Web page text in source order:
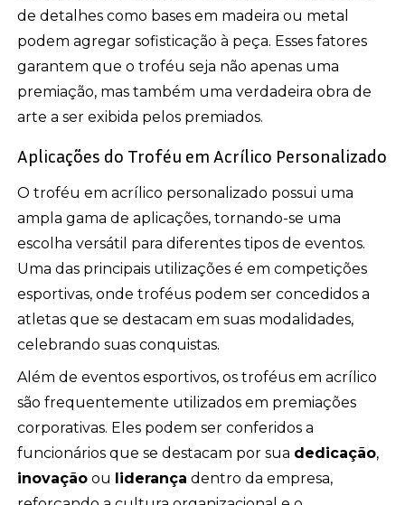
de detalhes como bases em madeira ou metal
podem agregar sofisticação à peça. Esses fatores
garantem que o troféu seja não apenas uma
premiação, mas também uma verdadeira obra de
arte a ser exibida pelos premiados.
Aplicações do Troféu em Acrílico Personalizado
O troféu em acrílico personalizado possui uma
ampla gama de aplicações, tornando-se uma
escolha versátil para diferentes tipos de eventos.
Uma das principais utilizações é em competições
esportivas, onde troféus podem ser concedidos a
atletas que se destacam em suas modalidades,
celebrando suas conquistas.
Além de eventos esportivos, os troféus em acrílico
são frequentemente utilizados em premiações
corporativas. Eles podem ser conferidos a
funcionários que se destacam por sua dedicação,
inovação ou liderança dentro da empresa,